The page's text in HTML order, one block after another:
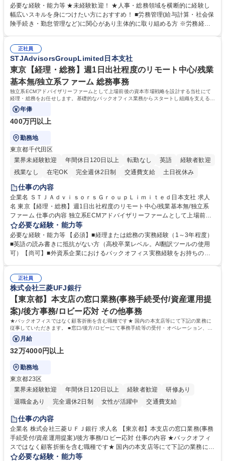
営を支えるゼネラリストをめざせます。 ・初期業務：労働時間管理、給与
計算、社会保険対応、福利厚生管理、安全衛生、健康経営推進等をお任せ
します。ご経験に応じて、休職者管理など、幅広く経験を積んでいただき
幅広く経験を積みたい意欲がある方に最適な環境です。 募集職種 【総
務・人事】未経験歓迎/日立グループ/組織運営を支えるゼネラリストを目
指す
必要な経験・能力等 ★未経験歓迎！ ★人事・総務領域を横断的に経験し
幅広いスキルを身につけたい方におすすめ！ ■労務管理(給与計算・社会保
険手続き・勤怠管理など)に関心があり主体的に取り組める方 ※労務経験
のご経験 ■労務管理（給与計算・社会保険手続き・勤怠管理など）の経験
■衛生管理者の資格をお持ちの方 学歴・資格 学歴：大学院 大学 高専 短大
専修学校 高校 語学力： 資格：
正社員
STJAdvisorsGroupLimited日本支社
東京【経理・総務】週1日出社程度のリモート中心/残業
基本無/独立系ファーム 総務事務
独立系ECMアドバイザリーファームとして上場前後の資本市場戦略を設計する当社にて
経理・総務をお任せします。基礎的なバックオフィス業務からスタートし組織を支える専
任担当として広く活躍できる環境です。
年俸
400万円以上
勤務地
東京都千代田区
業界未経験歓迎
年間休日120日以上 転勤なし 英語
経験者歓迎
残業なし
在宅OK 完全週休2日制 交通費支給 土日祝休み
仕事の内容
企業名 ＳＴＪＡｄｖｉｓｏｒｓＧｒｏｕｐＬｉｍｉｔｅｄ日本支社 求人
名 東京【経理・総務】週1日出社程度のリモート中心/残業基本無/独立系
ファーム 仕事の内容 独立系ECMアドバイザリーファームとして上場前後
の資本市場戦略を設計する当社にて経理・総務をお任せします。基礎的な
バックオフィス業務からスタートし組織を支える専任担当として広く活躍
できる環境です。 ■日常経理、月次および年次決算サポート業務 ■本国
（グローバル）との英文メール対応（AI翻訳ツール等を使用しての対応で
業務をお任せします。残業も基本的には発生せず、ご自身のペースで業務
を進めやすく定着率の高い環境です。 募集職種 東京【経理・総務】週1日
出社程度のリモート中心/残業基本無/独立系ファーム
必要な経験・能力等
必要な経験・能力等 【必須】■経理または総務の実務経験（1～3年程度）
■英語の読み書きに抵抗がない方（高校卒業レベル。AI翻訳ツールの使用
可）【尚可】■外資系企業におけるバックオフィス実務経験をお持ちの方
【働き方について】現在は週4日程度の在宅勤務を実施しており、ワーク
ライフバランスを重視する方に最適な環境です（フルリモートも面接で相
談可）。【求める人物像】幅広いバックオフィス業務に柔軟に対応でき、
社内外と円滑にコミュニケーションを取りながら業務を推進できる方 学
歴・資格 学歴：大学院 大学 高専 短大 専修学校 高校 語学力： 資格：
正社員
株式会社三菱UFJ銀行
【東京都】本支店の窓口業務(事務手続受付/資産運用提
案)/後方事務/ロビー応対 その他事務
★バックオフィスではなく顧客折衝を含む職種です★ 国内の本支店等にて下記の業務に
従事していただきます。 ■窓口/後方/ロビーにて事務手続等の受付・オペレーション、お
客様対応
月給
32万4000円以上
勤務地
東京都23区
業界未経験歓迎
年間休日120日以上 経験者歓迎
研修あり
退職金あり
完全週休2日制 女性が活躍中
交通費支給
土日祝休み
仕事の内容
企業名 株式会社三菱ＵＦＪ銀行 求人名 【東京都】本支店の窓口業務(事務
手続受付/資産運用提案)/後方事務/ロビー応対 仕事の内容 ★バックオフィ
スではなく顧客折衝を含む職種です★ 国内の本支店等にて下記の業務に従
事していただきます。 ■窓口/後方/ロビーにて事務手続等の受付・オペレ
必要な経験・能力等